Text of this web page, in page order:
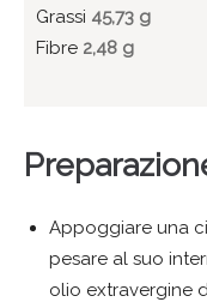
Grassi 45,73 g
Fibre 2,48 g
Appoggiare una
pesare al suo
olio extravergine